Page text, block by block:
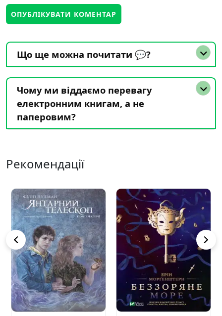
Що ще можна почитати 💬?
Чому ми віддаємо перевагу
електронним книгам, а не
паперовим?
Рекомендації